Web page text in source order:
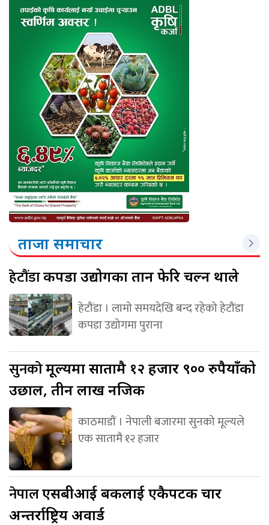
ताजा समाचार
हेटौंडाकपडा उद्योगका तान फेरि चल्न थाले
हेटौंडा । लामो समयदेखि बन्द रहेको हेटौंडा
कपडा उद्योगमा पुराना
सुनकोमूल्यमा सातामै १२ हजार ९०० रुपैयाँको
उछाल, तीन लाख नजिक
काठमाडौं । नेपाली बजारमा सुनको मूल्यले
एक सातामै १२ हजार
नेपालएसबीआई बैंकलाई एकैपटक चार
अन्तर्राष्ट्रिय अवार्ड